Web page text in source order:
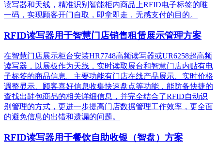
读写器和天线，精准识别​智能柜内商品上RFID电子标签的唯
一码，实现顾客开门自取，即拿即走，无感支付的目的。
RFID读写器用于智慧门店销售租赁展示管理方案
在智慧门店展示柜台安装HR7748高频读写器或UR6258超高频
读写器，以展板作为天线，实时读取展台和智慧门店内贴有电
子标签的商品信息。主要功能有门店在线产品展示、实时价格
调整显示、顾客喜好信息收集快速盘点等功能，能防备快捷的
查找出鞋包商品的相关详细信息，并完全结合了RFID自动识
别管理的方式，更进一步提高门店数据管理工作效率，更全面
的避免信息的出错和遗漏的问题。
RFID读写器用于餐饮自助收银（智盘）方案